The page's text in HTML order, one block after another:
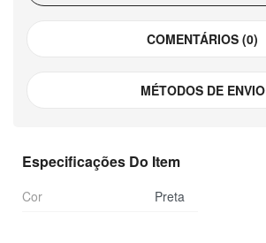
COMENTÁRIOS (0)
MÉTODOS DE ENVIO
Especificações Do Item
Cor Preta